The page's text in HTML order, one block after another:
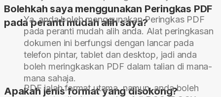
Bolehkah saya menggunakan Peringkas PDF
pada peranti mudah alih saya?
Ya, anda boleh menggunakan Peringkas PDF
pada peranti mudah alih anda. Alat peringkasan
dokumen ini berfungsi dengan lancar pada
telefon pintar, tablet dan desktop, jadi anda
boleh meringkaskan PDF dalam talian di mana-
mana sahaja.
Apakah jenis format yang disokong?
PDF ialah format utama, namun, anda boleh